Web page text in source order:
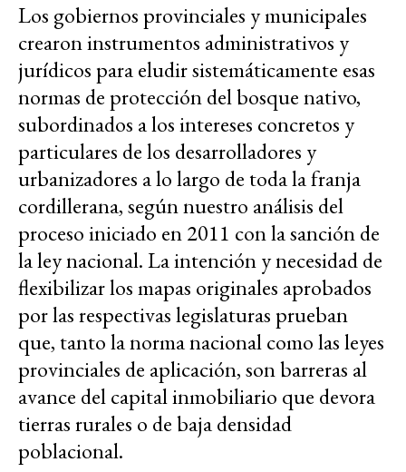
Los gobiernos provinciales y municipales
crearon instrumentos administrativos y
jurídicos para eludir sistemáticamente esas
normas de protección del bosque nativo,
subordinados a los intereses concretos y
particulares de los desarrolladores y
urbanizadores a lo largo de toda la franja
cordillerana, según nuestro análisis del
proceso iniciado en 2011 con la sanción de
la ley nacional. La intención y necesidad de
flexibilizar los mapas originales aprobados
por las respectivas legislaturas prueban
que, tanto la norma nacional como las leyes
provinciales de aplicación, son barreras al
avance del capital inmobiliario que devora
tierras rurales o de baja densidad
poblacional.